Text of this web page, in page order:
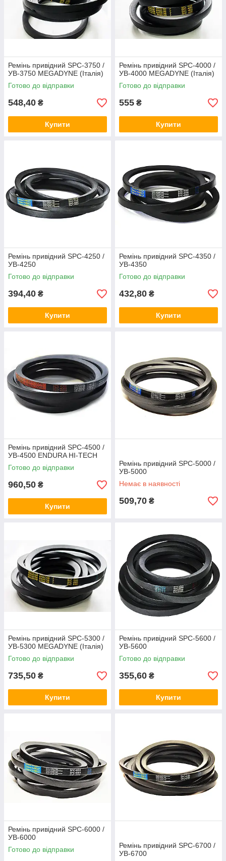
Ремінь привідний SPC-3750 /
УВ-3750 MEGADYNE (Італія)
Готово до відправки
548,40 ₴
Купити
Ремінь привідний SPC-4000 /
УВ-4000 MEGADYNE (Італія)
Готово до відправки
555 ₴
Купити
Ремінь привідний SPC-4250 /
УВ-4250
Готово до відправки
394,40 ₴
Купити
Ремінь привідний SPC-4350 /
УВ-4350
Готово до відправки
432,80 ₴
Купити
Ремінь привідний SPC-4500 /
УВ-4500 ENDURA HI-TECH
Готово до відправки
960,50 ₴
Купити
Ремінь привідний SPC-5000 /
УВ-5000
Немає в наявності
509,70 ₴
Ремінь привідний SPC-5300 /
УВ-5300 MEGADYNE (Італія)
Готово до відправки
735,50 ₴
Купити
Ремінь привідний SPC-5600 /
УВ-5600
Готово до відправки
355,60 ₴
Купити
Ремінь привідний SPC-6000 /
УВ-6000
Готово до відправки
Ремінь привідний SPC-6700 /
УВ-6700